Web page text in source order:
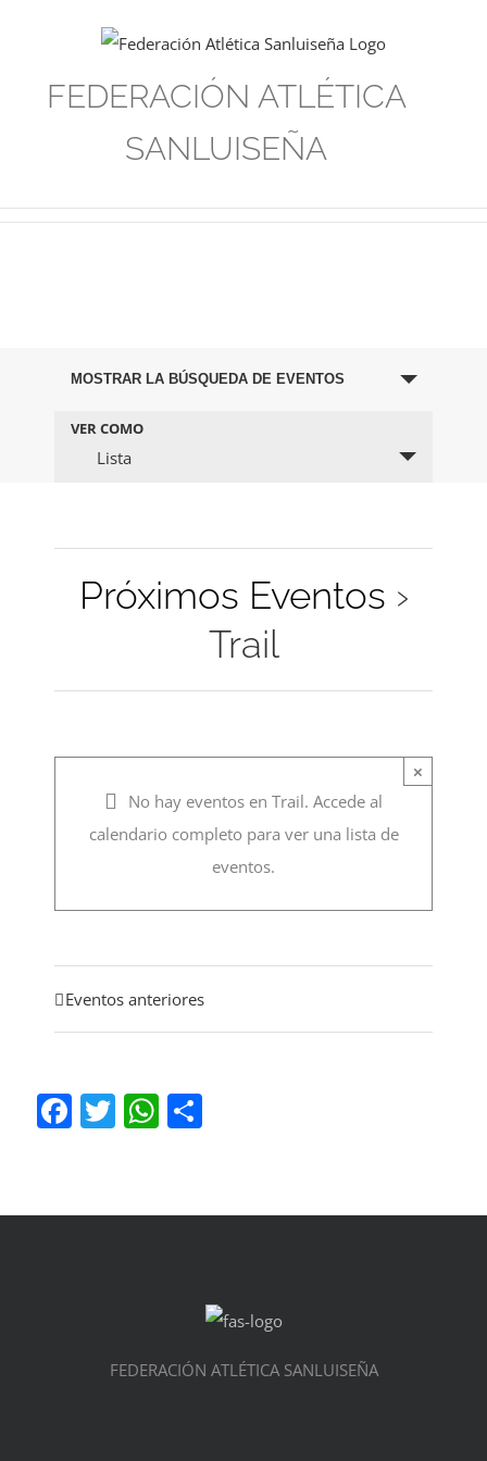
contenidoFEDERACIÓN ATLÉTICA
SANLUISEÑA
Navegación
de
búsqueda
de
MOSTRAR LA BÚSQUEDA DE EVENTOS
Navegación
de
VER COMO
Lista
Próximos Eventos ›
Trail
×
No hay eventos en Trail. Accede al
calendario completo para ver una lista de
eventos.
Eventos anteriores
Facebook
TwitterWhatsApp
FEDERACIÓN ATLÉTICA SANLUISEÑA